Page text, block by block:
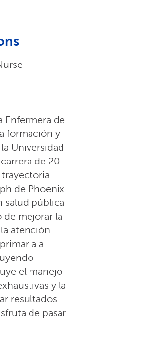
Enfermera de
formación y
Universidad
de 20
de Phoenix
salud pública
de mejorar la
atención
a
el manejo
y la
resultados
de pasar